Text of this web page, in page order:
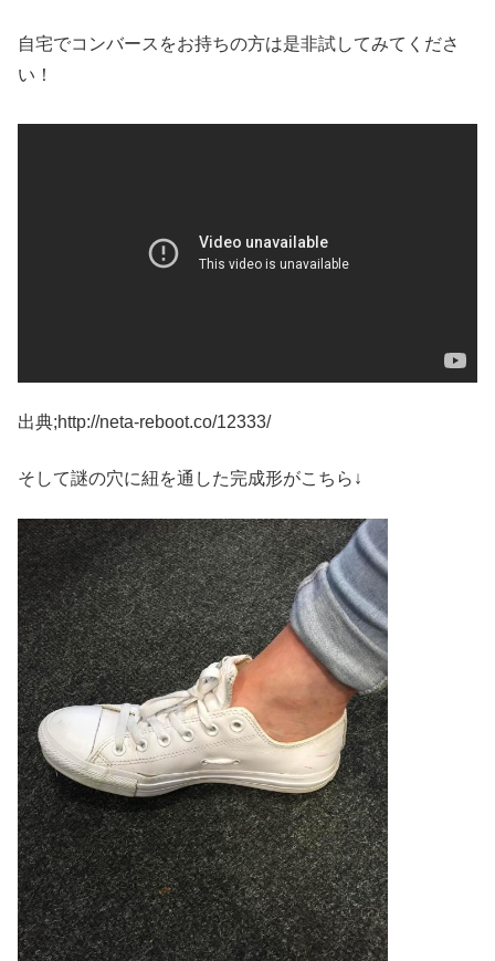
自宅でコンバースをお持ちの方は是非試してみてくださ
い！
出典;http://neta-reboot.co/12333/
そして謎の穴に紐を通した完成形がこちら↓